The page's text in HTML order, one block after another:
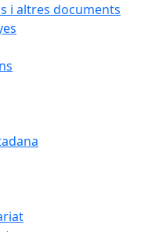
i altres documents